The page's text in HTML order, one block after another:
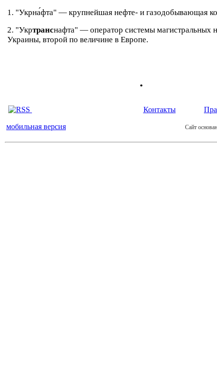
1. "Укрна́фта" — крупнейшая нефте- и газодобывающая
2. "Укртранснафта" — оператор системы магистральных
Украины, второй по величине в Европе.
.
Контакты
мобильная версия Сайт